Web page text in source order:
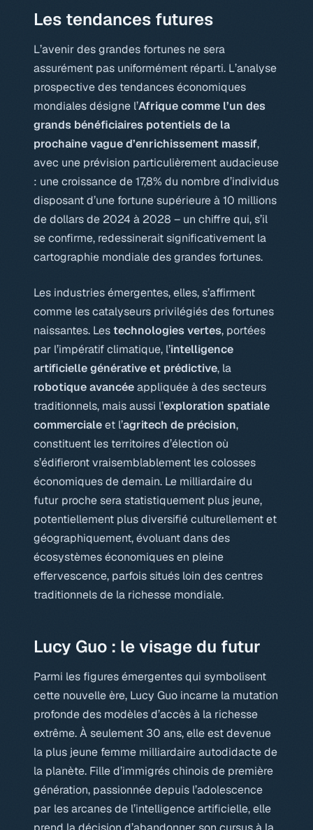
Les tendances futures
L’avenir des grandes fortunes ne sera
assurément pas uniformément réparti. L’analyse
prospective des tendances économiques
mondiales désigne l’Afrique comme l’un des
grands bénéficiaires potentiels de la
prochaine vague d’enrichissement massif,
avec une prévision particulièrement audacieuse
: une croissance de 17,8% du nombre d’individus
disposant d’une fortune supérieure à 10 millions
de dollars de 2024 à 2028 – un chiffre qui, s’il
se confirme, redessinerait significativement la
cartographie mondiale des grandes fortunes.
Les industries émergentes, elles, s’affirment
comme les catalyseurs privilégiés des fortunes
naissantes. Lestechnologies vertes, portées
par l’impératif climatique, l’intelligence
artificielle générative et prédictive, la
robotique avancéeappliquée à des secteurs
traditionnels, mais aussi l’exploration spatiale
commercialeet l’agritech de précision,
constituent les territoires d’élection où
s’édifieront vraisemblablement les colosses
économiques de demain. Le milliardaire du
futur proche sera statistiquement plus jeune,
potentiellement plus diversifié culturellement et
géographiquement, évoluant dans des
écosystèmes économiques en pleine
effervescence, parfois situés loin des centres
traditionnels de la richesse mondiale.
Lucy Guo : le visage du futur
Parmi les figures émergentes qui symbolisent
cette nouvelle ère, Lucy Guo incarne la mutation
profonde des modèles d’accès à la richesse
extrême. À seulement 30 ans, elle est devenue
la plus jeune femme milliardaire autodidacte de
la planète. Fille d’immigrés chinois de première
génération, passionnée depuis l’adolescence
par les arcanes de l’intelligence artificielle, elle